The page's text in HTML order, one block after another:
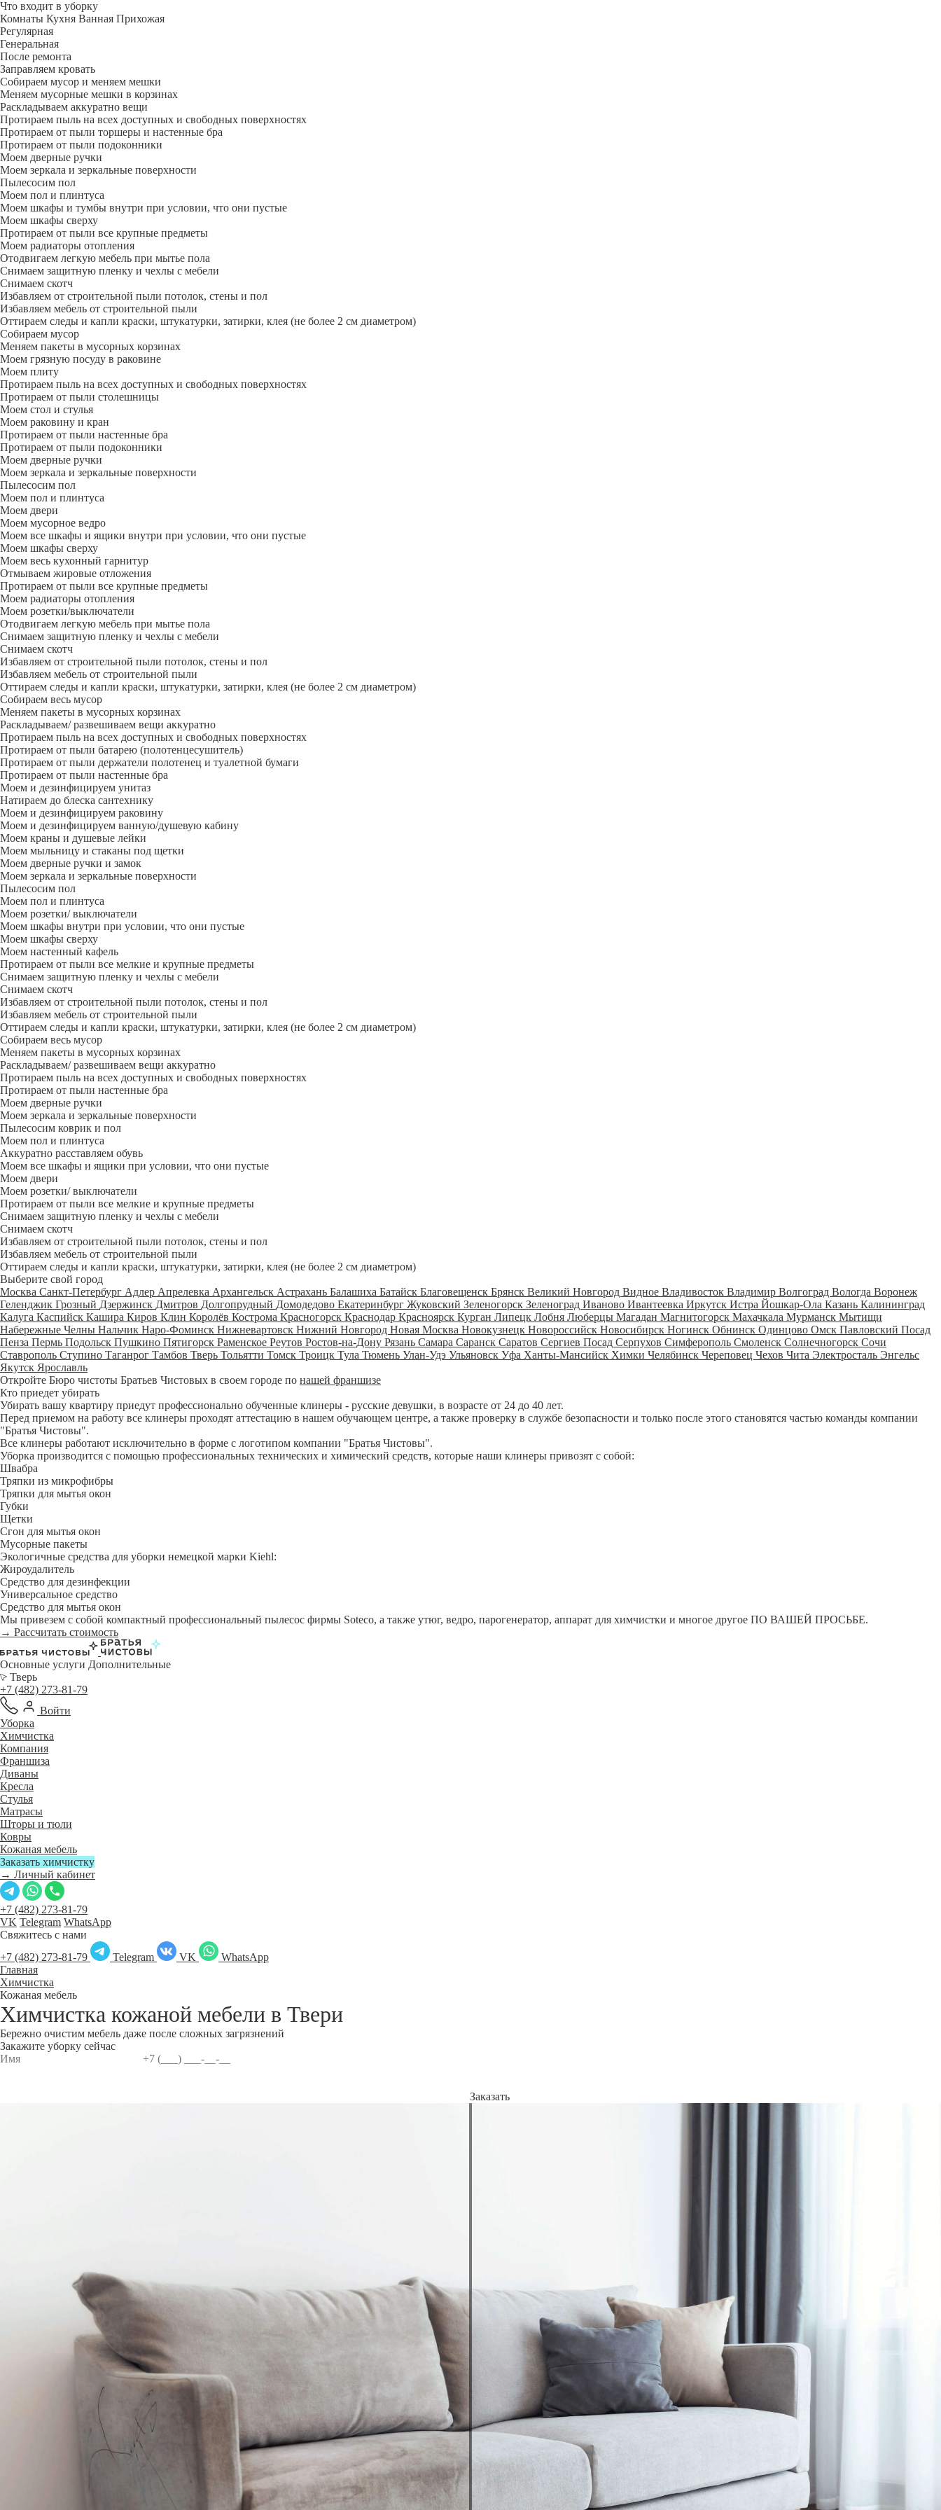
Что входит в уборку
Регу­лярная
Гене­ральная
После ремонта
Заправляем кровать
Собираем мусор и меняем мешки
Меняем мусорные мешки в корзинах
Раскладываем аккуратно вещи
Протираем пыль на всех доступных и свободных поверхностях
Протираем от пыли торшеры и настенные бра
Протираем от пыли подоконники
Моем дверные ручки
Моем зеркала и зеркальные поверхности
Пылесосим пол
Моем пол и плинтуса
Моем шкафы и тумбы внутри при условии, что они пустые
Моем шкафы сверху
Протираем от пыли все крупные предметы
Моем радиаторы отопления
Отодвигаем легкую мебель при мытье пола
Снимаем защитную пленку и чехлы с мебели
Снимаем скотч
Избавляем от строительной пыли потолок, стены и пол
Избавляем мебель от строительной пыли
Оттираем следы и капли краски, штукатурки, затирки, клея (не более 2 см диаметром)
Собираем мусор
Меняем пакеты в мусорных корзинах
Моем грязную посуду в раковине
Моем плиту
Протираем пыль на всех доступных и свободных поверхностях
Протираем от пыли столешницы
Моем стол и стулья
Моем раковину и кран
Протираем от пыли настенные бра
Протираем от пыли подоконники
Моем дверные ручки
Моем зеркала и зеркальные поверхности
Пылесосим пол
Моем пол и плинтуса
Моем двери
Моем мусорное ведро
Моем все шкафы и ящики внутри при условии, что они пустые
Моем шкафы сверху
Моем весь кухонный гарнитур
Отмываем жировые отложения
Протираем от пыли все крупные предметы
Моем радиаторы отопления
Моем розетки/выключатели
Отодвигаем легкую мебель при мытье пола
Снимаем защитную пленку и чехлы с мебели
Снимаем скотч
Избавляем от строительной пыли потолок, стены и пол
Избавляем мебель от строительной пыли
Оттираем следы и капли краски, штукатурки, затирки, клея (не более 2 см диаметром)
Собираем весь мусор
Меняем пакеты в мусорных корзинах
Раскладываем/ развешиваем вещи аккуратно
Протираем пыль на всех доступных и свободных поверхностях
Протираем от пыли батарею (полотенцесушитель)
Протираем от пыли держатели полотенец и туалетной бумаги
Протираем от пыли настенные бра
Моем и дезинфицируем унитаз
Натираем до блеска сантехнику
Моем и дезинфицируем раковину
Моем и дезинфицируем ванную/душевую кабину
Моем краны и душевые лейки
Моем мыльницу и стаканы под щетки
Моем дверные ручки и замок
Моем зеркала и зеркальные поверхности
Пылесосим пол
Моем пол и плинтуса
Моем розетки/ выключатели
Моем шкафы внутри при условии, что они пустые
Моем шкафы сверху
Моем настенный кафель
Протираем от пыли все мелкие и крупные предметы
Снимаем защитную пленку и чехлы с мебели
Снимаем скотч
Избавляем от строительной пыли потолок, стены и пол
Избавляем мебель от строительной пыли
Оттираем следы и капли краски, штукатурки, затирки, клея (не более 2 см диаметром)
Собираем весь мусор
Меняем пакеты в мусорных корзинах
Раскладываем/ развешиваем вещи аккуратно
Протираем пыль на всех доступных и свободных поверхностях
Протираем от пыли настенные бра
Моем дверные ручки
Моем зеркала и зеркальные поверхности
Пылесосим коврик и пол
Моем пол и плинтуса
Аккуратно расставляем обувь
Моем все шкафы и ящики при условии, что они пустые
Моем двери
Моем розетки/ выключатели
Протираем от пыли все мелкие и крупные предметы
Снимаем защитную пленку и чехлы с мебели
Снимаем скотч
Избавляем от строительной пыли потолок, стены и пол
Избавляем мебель от строительной пыли
Оттираем следы и капли краски, штукатурки, затирки, клея (не более 2 см диаметром)
Выберите свой город
Москва Санкт-Петербург Адлер Апрелевка Архангельск Астрахань Балашиха Батайск Благовещенск Брянск Великий Новгород Видное Владивосток Владимир Волгоград Вологда Воронеж
Геленджик Грозный Дзержинск Дмитров Долгопрудный Домодедово Екатеринбург Жуковский Зеленогорск Зеленоград Иваново Ивантеевка Иркутск Истра Йошкар-Ола Казань Калининград
Калуга Каспийск Кашира Киров Клин Королёв Кострома Красногорск Краснодар Красноярск Курган Липецк Лобня Люберцы Магадан Магнитогорск Махачкала Мурманск Мытищи
Набережные Челны Нальчик Наро-Фоминск Нижневартовск Нижний Новгород Новая Москва Новокузнецк Новороссийск Новосибирск Ногинск Обнинск Одинцово Омск Павловский Посад
Пенза Пермь Подольск Пушкино Пятигорск Раменское Реутов Ростов-на-Дону Рязань Самара Саранск Саратов Сергиев Посад Серпухов Симферополь Смоленск Солнечногорск Сочи
Ставрополь Ступино Таганрог Тамбов Тверь Тольятти Томск Троицк Тула Тюмень Улан-Удэ Ульяновск Уфа Ханты-Мансийск Химки Челябинск Череповец Чехов Чита Электросталь Энгельс
Якутск Ярославль
Откройте Бюро чистоты Братьев Чистовых в своем городе по нашей франшизе
Кто приедет убирать
Убирать вашу квартиру приедут профессионально обученные клинеры - русские девушки, в возрасте от 24 до 40 лет.
Перед приемом на работу все клинеры проходят аттестацию в нашем обучающем центре, а также проверку в службе безопасности и только после этого становятся частью команды компании
"Братья Чистовы".
Все клинеры работают исключительно в форме с логотипом компании "Братья Чистовы".
Уборка производится с помощью профессиональных технических и химический средств, которые наши клинеры привозят с собой:
Швабра
Тряпки из микрофибры
Тряпки для мытья окон
Губки
Щетки
Сгон для мытья окон
Мусорные пакеты
Экологичные средства для уборки немецкой марки Kiehl:
Жироудалитель
Средство для дезинфекции
Универсальное средство
Средство для мытья окон
Мы привезем с собой компактный профессиональный пылесос фирмы Soteco, а также утюг, ведро, парогенератор, аппарат для химчистки и многое другое ПО ВАШЕЙ ПРОСЬБЕ.
→ Рассчитать стоимость
Основные услуги Дополнительные
Тверь
+7 (482) 273-81-79
Войти
Уборка
Химчистка
Компания
Франшиза
Диваны
Кресла
Стулья
Матрасы
Шторы и тюли
Ковры
Кожаная мебель
Заказать химчистку
→ Личный кабинет
+7 (482) 273-81-79
VK Telegram WhatsApp
Свяжитесь с нами
+7 (482) 273-81-79
Telegram VK
WhatsApp
Главная
Химчистка
Кожаная мебель
Химчистка кожаной мебели в Твери
Бережно очистим мебель даже после сложных загрязнений
Закажите уборку сейчас
Заказать